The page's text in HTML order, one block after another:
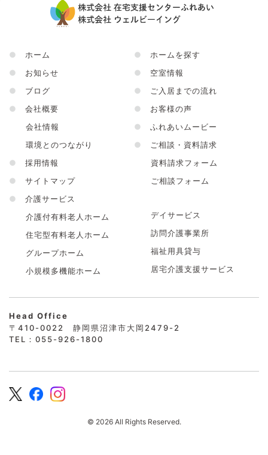
●
ホーム
●
お知らせ
●
ブログ
●
会社概要
会社情報
環境とのつながり
●
採用情報
●
サイトマップ
●
介護サービス
介護付有料老人ホーム
住宅型有料老人ホーム
グループホーム
小規模多機能ホーム
●
ホームを探す
●
空室情報
●
ご入居までの流れ
●
お客様の声
●
ふれあいムービー
●
ご相談・資料請求
資料請求フォーム
ご相談フォーム
デイサービス
訪問介護事業所
福祉用具貸与
居宅介護支援サービス
Head Office
〒410-0022 静岡県沼津市大岡2479-2
TEL：055-926-1800
© 2026 All Rights Reserved.